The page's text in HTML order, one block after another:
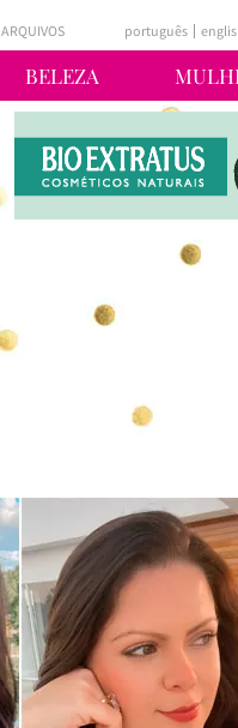
BELEZA
ARQUIVOS português